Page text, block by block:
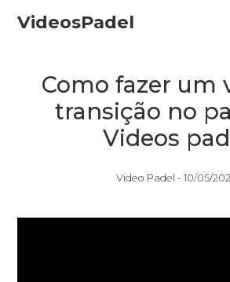
VideosPadel
Como fazer um
transição no
Videos
Video Padel - 10/05/